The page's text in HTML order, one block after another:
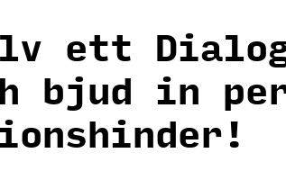
ett
bjud in